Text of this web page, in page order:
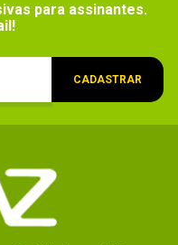
para assinantes.
CADASTRAR